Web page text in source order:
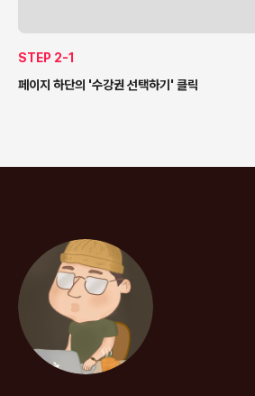
STEP 2-1
페이지 하단의 '수강권 선택하기' 클릭